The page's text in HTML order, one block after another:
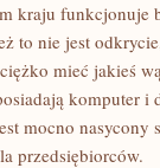
DOBRYM
POMYSŁEM?
kraju funkcjonuje
to nie jest
mieć jakieś
komputer
mocno nasycony
przedsiębiorców.